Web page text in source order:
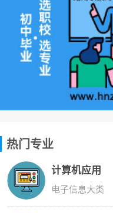
热门专业
计算机应用
电子信息大类